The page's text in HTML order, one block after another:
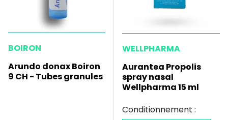
BOIRON
Arundo donax Boiron
9 CH - Tubes granules
WELLPHARMA
Aurantea Propolis
spray nasal
Wellpharma 15 ml
Conditionnement :